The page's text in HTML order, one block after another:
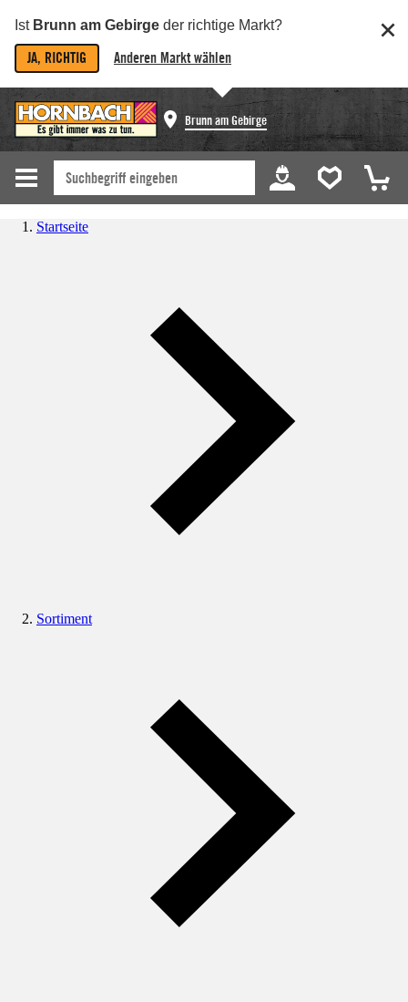
Ist Brunn am Gebirge der richtige Markt?
JA, RICHTIG Anderen Markt wählen
Brunn am Gebirge
Startseite
Sortiment